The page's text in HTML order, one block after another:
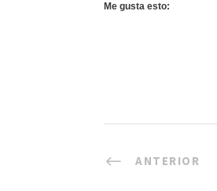
Me gusta esto:
ANTERIOR